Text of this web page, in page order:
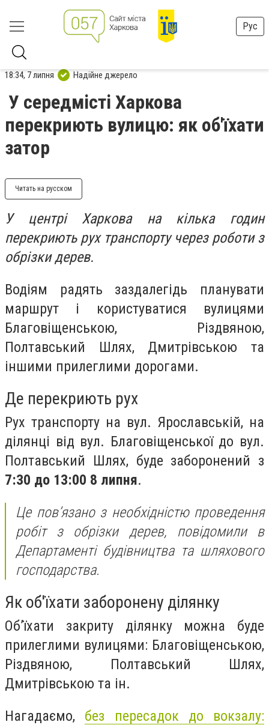
Рус
18:34, 7 липня Надійне джерело
У середмісті Харкова
перекриють вулицю: як об'їхати
затор
Читать на русском
У центрі Харкова на кілька годин
перекриють рух транспорту через роботи з
обрізки дерев.
Водіям радять заздалегідь планувати
маршрут і користуватися вулицями
Благовіщенською, Різдвяною,
Полтавський Шлях, Дмитрівською та
іншими прилеглими дорогами.
Де перекриють рух
Рух транспорту на вул. Ярославській, на
ділянці від вул. Благовіщенської до вул.
Полтавський Шлях, буде заборонений з
7:30 до 13:00 8 липня.
Це пов’язано з необхідністю проведення
робіт з обрізки дерев, повідомили в
Департаменті будівництва та шляхового
господарства.
Як об'їхати заборонену ділянку
Об’їхати закриту ділянку можна буде
прилеглими вулицями: Благовіщенською,
Різдвяною, Полтавський Шлях,
Дмитрівською та ін.
Нагадаємо, без пересадок до вокзалу: